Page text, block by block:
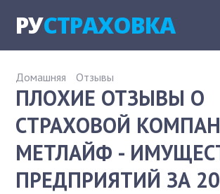
РУСТРАХОВКА
Домашняя Отзывы
ПЛОХИЕ ОТЗЫВЫ О
СТРАХОВОЙ
МЕТЛАЙФ -
ПРЕДПРИЯТИЙ ЗА